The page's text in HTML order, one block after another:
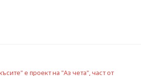
е проект на "Аз чета", част от